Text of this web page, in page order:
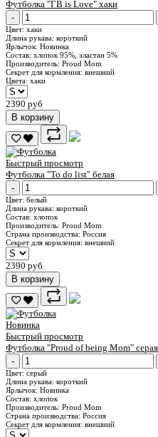
Футболка "ГВ is Love" хаки
-
Цвет: хаки
Длина рукава: короткий
Ярлычок: Новинка
Состав: хлопок 95%, эластан 5%
Производитель: Proud Mom
Секрет для кормления: внешний
Цвета: хаки
2390 руб
В корзину
Быстрый просмотр
Футболка "To do list" белая
-
Цвет: белый
Длина рукава: короткий
Состав: хлопок
Производитель: Proud Mom
Страна производства: Россия
Секрет для кормления: внешний
2390 руб
В корзину
Новинка
Быстрый просмотр
Футболка "Proud of being Mom"
-
Цвет: серый
Длина рукава: короткий
Ярлычок: Новинка
Состав: хлопок
Производитель: Proud Mom
Страна производства: Россия
Секрет для кормления: внешний